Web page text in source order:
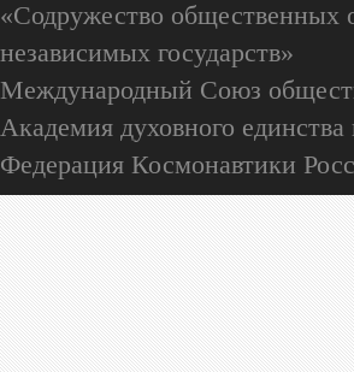
«Содружество общественных
независимых государств»
Международный Союз
Академия духовного
Федерация Космонавтики